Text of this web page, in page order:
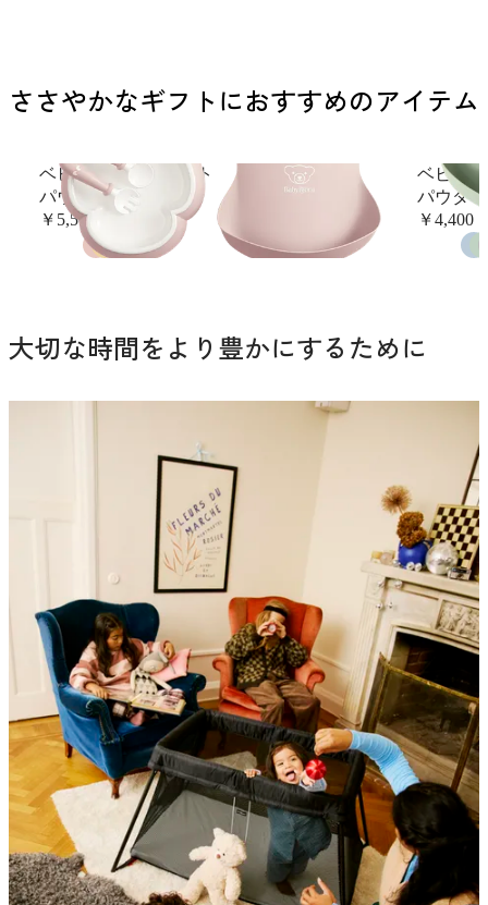
ささやかなギフトにおすすめのアイテム
ベビーディナーセット
パウダーピンク
￥5,500
ベビー
パウダ
￥4,400
大切な時間をより豊かにするために